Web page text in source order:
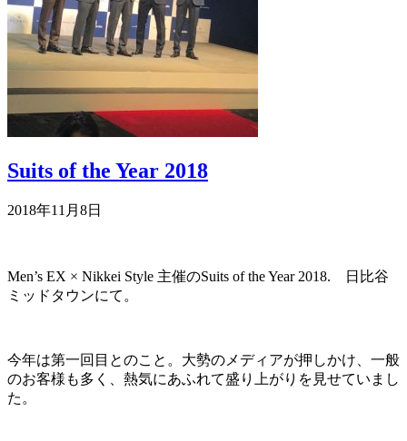
Suits of the Year 2018
2018年11月8日
Men’s EX × Nikkei Style 主催のSuits of the Year 2018. 日比谷
ミッドタウンにて。
今年は第一回目とのこと。大勢のメディアが押しかけ、一般
のお客様も多く、熱気にあふれて盛り上がりを見せていまし
た。